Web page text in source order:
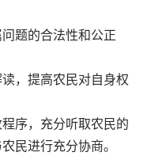
题的合法性和公正
，提高农民对自身权
序，充分听取农民的
民进行充分协商。